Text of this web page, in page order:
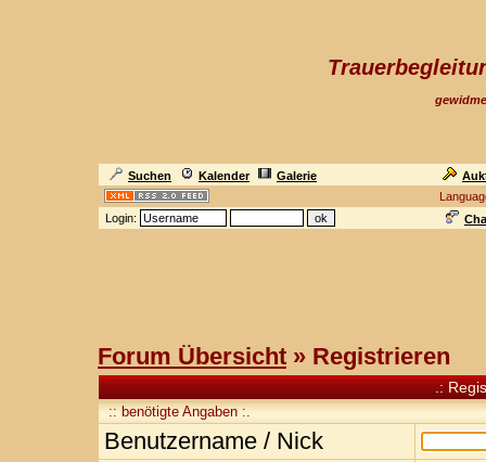
Suchen Kalender Galerie
Login:
Forum Übersicht » Registrieren
.:
:: benötigte Angaben :.
Benutzername / Nick